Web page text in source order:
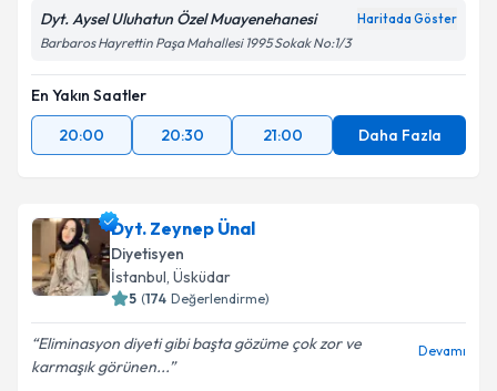
Dyt. Aysel Uluhatun Özel Muayenehanesi Haritada Göster
Barbaros Hayrettin Paşa Mahallesi 1995 Sokak No:1/3
En Yakın Saatler
20:00
20:30 21:00 Daha Fazla
Dyt. Zeynep Ünal
Diyetisyen
İstanbul, Üsküdar
5 (174 Değerlendirme)
Eliminasyon diyeti gibi başta gözüme çok zor ve
karmaşık görünen...
Devamı